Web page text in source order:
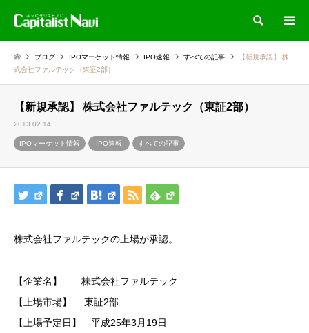
検索
ブログ IPOマーケット情報 IPO速報 すべての記事
【新規承認】 株
式会社ファルテック（東証2部）
【新規承認】 株式会社ファルテック（東証2部）
2013.02.14
IPOマーケット情報 IPO速報 すべての記事
株式会社ファルテックの上場が承認。
【企業名】 株式会社ファルテック
【上場市場】 東証2部
【上場予定日】 平成25年3月19日